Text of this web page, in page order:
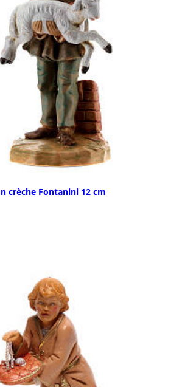
crèche Fontanini 12 cm